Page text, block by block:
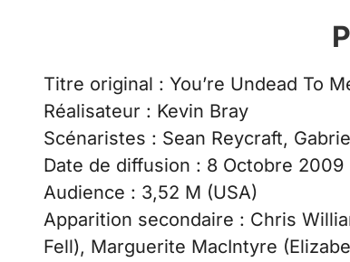
Titre original : You’re Undead To
Réalisateur : Kevin Bray
Scénaristes : Sean Reycraft,
Date de diffusion : 8 Octobre 2009
Audience : 3,52 M (USA)
Apparition secondaire : Chris
Fell), Marguerite MacIntyre